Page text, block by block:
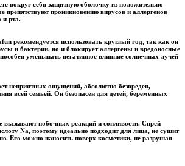
вокруг себя защитную оболочку из положительно
препятствуют проникновению вирусов и аллергенов
и рта.
рекомендуется использовать круглый год, так как он
и бактерии, но и блокирует аллергены и вредоносные
уменьшать негативное влияние солнечных лучей
неприятных ощущений, абсолютно безвреден,
всей семьей. Он безопасен для детей, беременных
вызывают побочных реакций и сонливости. Спрей
Na, поэтому идеально подходит для лица, не сушит
Его можно наносить поверх косметики, не разрушая